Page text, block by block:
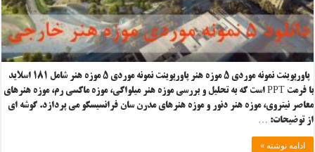
پاورپوینت نمونه موردی ۵ موزه هنر پاورپوینت نمونه موردی ۵ موزه هنر شامل ۱۸۱ اسلاید
با فرمت PPT است که به تحلیل و بررسی موزه هنر میلواکی، موزه ماکسی رم، موزه هنرهای
معاصر نیتروی، موزه هنر دنور و موزه هنرهای مدرن سان فرانسیسکو می پردازد. گوشه ای
از توضیحات: …
ادامه نوشته »